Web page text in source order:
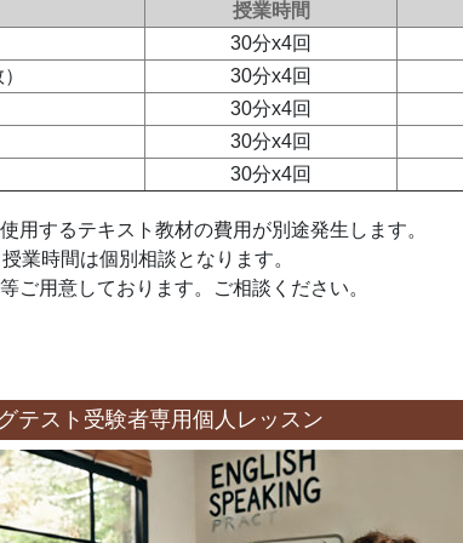
授業時間
30分x4回
30分x4回
30分x4回
30分x4回
30分x4回
用するテキスト教材の費用が別途発生します。
業時間は個別相談となります。
ご用意しております。ご相談ください。
テスト受験者専用個人レッスン